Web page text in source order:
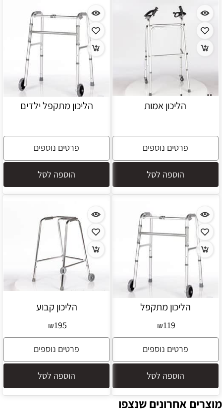
הליכון אמות
פרטים נוספים
הוספה לסל
הליכון מתקפל ילדים
פרטים נוספים
הוספה לסל
הליכון מתקפל
₪119
פרטים נוספים
הוספה לסל
הליכון קבוע
₪195
פרטים נוספים
הוספה לסל
מוצרים אחרונים שנצפו